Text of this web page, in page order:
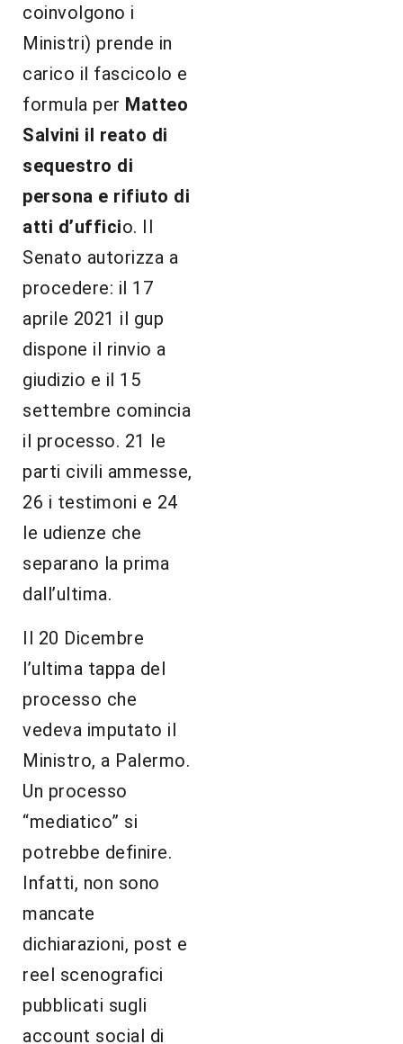
coinvolgono i
Ministri) prende in
carico il fascicolo e
formula per Matteo
Salvini il reato di
sequestro di
persona e rifiuto di
atti d’ufficio. Il
Senato autorizza a
procedere: il 17
aprile 2021 il gup
dispone il rinvio a
giudizio e il 15
settembre comincia
il processo. 21 le
parti civili ammesse,
26 i testimoni e 24
le udienze che
separano la prima
dall’ultima.
Il 20 Dicembre
l’ultima tappa del
processo che
vedeva imputato il
Ministro, a Palermo.
Un processo
“mediatico” si
potrebbe definire.
Infatti, non sono
mancate
dichiarazioni, post e
reel scenografici
pubblicati sugli
account social di